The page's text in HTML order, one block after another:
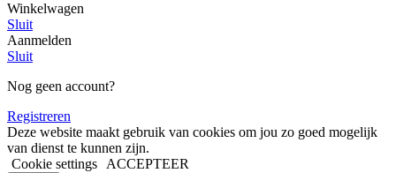
Winkelwagen
Sluit
Aanmelden
Sluit
Nog geen account?
Registreren
Deze website maakt gebruik van cookies om jou zo goed mogelijk
van dienst te kunnen zijn.
Cookie settings ACCEPTEER